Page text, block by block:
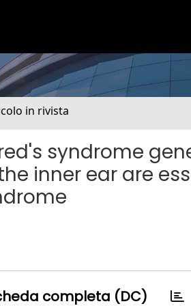
in rivista
syndrome
inner ear are
completa (DC)